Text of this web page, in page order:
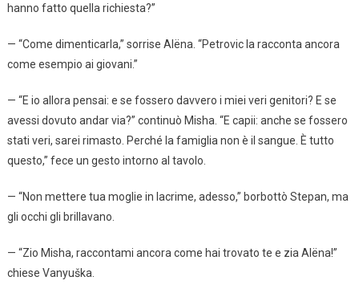
hanno fatto quella richiesta?”
— “Come dimenticarla,” sorrise Alëna. “Petrovic la racconta ancora
come esempio ai giovani.”
— “E io allora pensai: e se fossero davvero i miei veri genitori? E se
avessi dovuto andar via?” continuò Misha. “E capii: anche se fossero
stati veri, sarei rimasto. Perché la famiglia non è il sangue. È tutto
questo,” fece un gesto intorno al tavolo.
— “Non mettere tua moglie in lacrime, adesso,” borbottò Stepan, ma
gli occhi gli brillavano.
— “Zio Misha, raccontami ancora come hai trovato te e zia Alëna!”
chiese Vanyuška.